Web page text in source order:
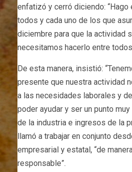
enfatizó y cerró diciendo:
todos y cada uno de los que
diciembre para que la actividad
necesitamos hacerlo entre
De esta manera, insistió:
presente que nuestra actividad
a las necesidades laborales y
poder ayudar y ser un punto
de la industria e ingresos de la
llamó a trabajar en conjunto
empresarial y estatal, “de
responsable”.